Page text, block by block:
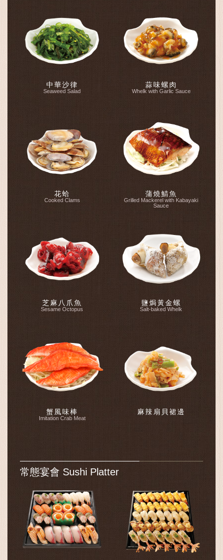
中華沙律
Seaweed Salad
蒜味螺肉
Whelk with Garlic Sauce
花蛤
Cooked Clams
蒲燒鯖魚
Grilled Mackerel with Kabayaki
Sauce
芝麻八爪魚
Sesame Octopus
鹽焗黃金螺
Salt-baked Whelk
蟹 風 味 棒
Imitation Crab Meat
麻辣扇貝裙邊
常態宴會 Sushi Platter